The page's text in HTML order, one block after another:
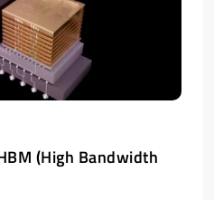
(High Bandwidth